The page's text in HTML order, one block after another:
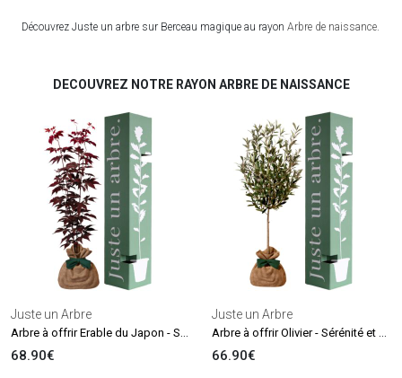
Découvrez Juste un arbre sur Berceau magique au rayon Arbre de naissance
DECOUVREZ NOTRE RAYON ARBRE DE NAISSANCE
Juste un Arbre
68.90€
Juste un Arbre
66.90€